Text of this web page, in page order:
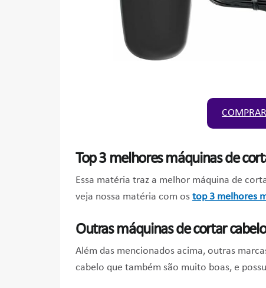
Top 3 melhores máquinas de
Essa matéria traz a melhor máquina de
veja nossa matéria com os top 3 melhores
Outras máquinas de cortar
Além das mencionados acima, outras
cabelo que também são muito boas, e